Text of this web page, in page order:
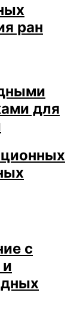
ран
для
с